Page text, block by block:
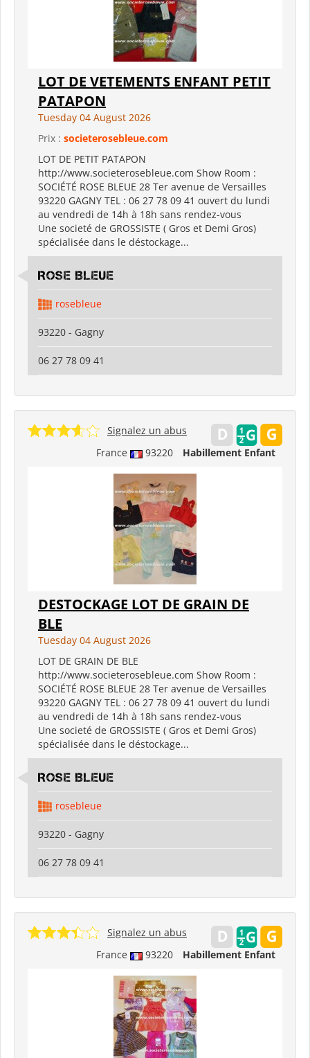
LOT DE VETEMENTS ENFANT PETIT
PATAPON
Tuesday 04 August 2026
Prix : societerosebleue.com
LOT DE PETIT PATAPON
http://www.societerosebleue.com Show Room :
SOCIÉTÉ ROSE BLEUE 28 Ter avenue de Versailles
93220 GAGNY TEL : 06 27 78 09 41 ouvert du lundi
au vendredi de 14h à 18h sans rendez-vous
Une societé de GROSSISTE ( Gros et Demi Gros)
spécialisée dans le déstockage...
ROSE BLEUE
rosebleue
93220 - Gagny
06 27 78 09 41
France 93220 Habillement Enfant
Signalez un abus
DESTOCKAGE LOT DE GRAIN DE
BLE
Tuesday 04 August 2026
LOT DE GRAIN DE BLE
http://www.societerosebleue.com Show Room :
SOCIÉTÉ ROSE BLEUE 28 Ter avenue de Versailles
93220 GAGNY TEL : 06 27 78 09 41 ouvert du lundi
au vendredi de 14h à 18h sans rendez-vous
Une societé de GROSSISTE ( Gros et Demi Gros)
spécialisée dans le déstockage...
ROSE BLEUE
rosebleue
93220 - Gagny
06 27 78 09 41
France 93220 Habillement Enfant
Signalez un abus